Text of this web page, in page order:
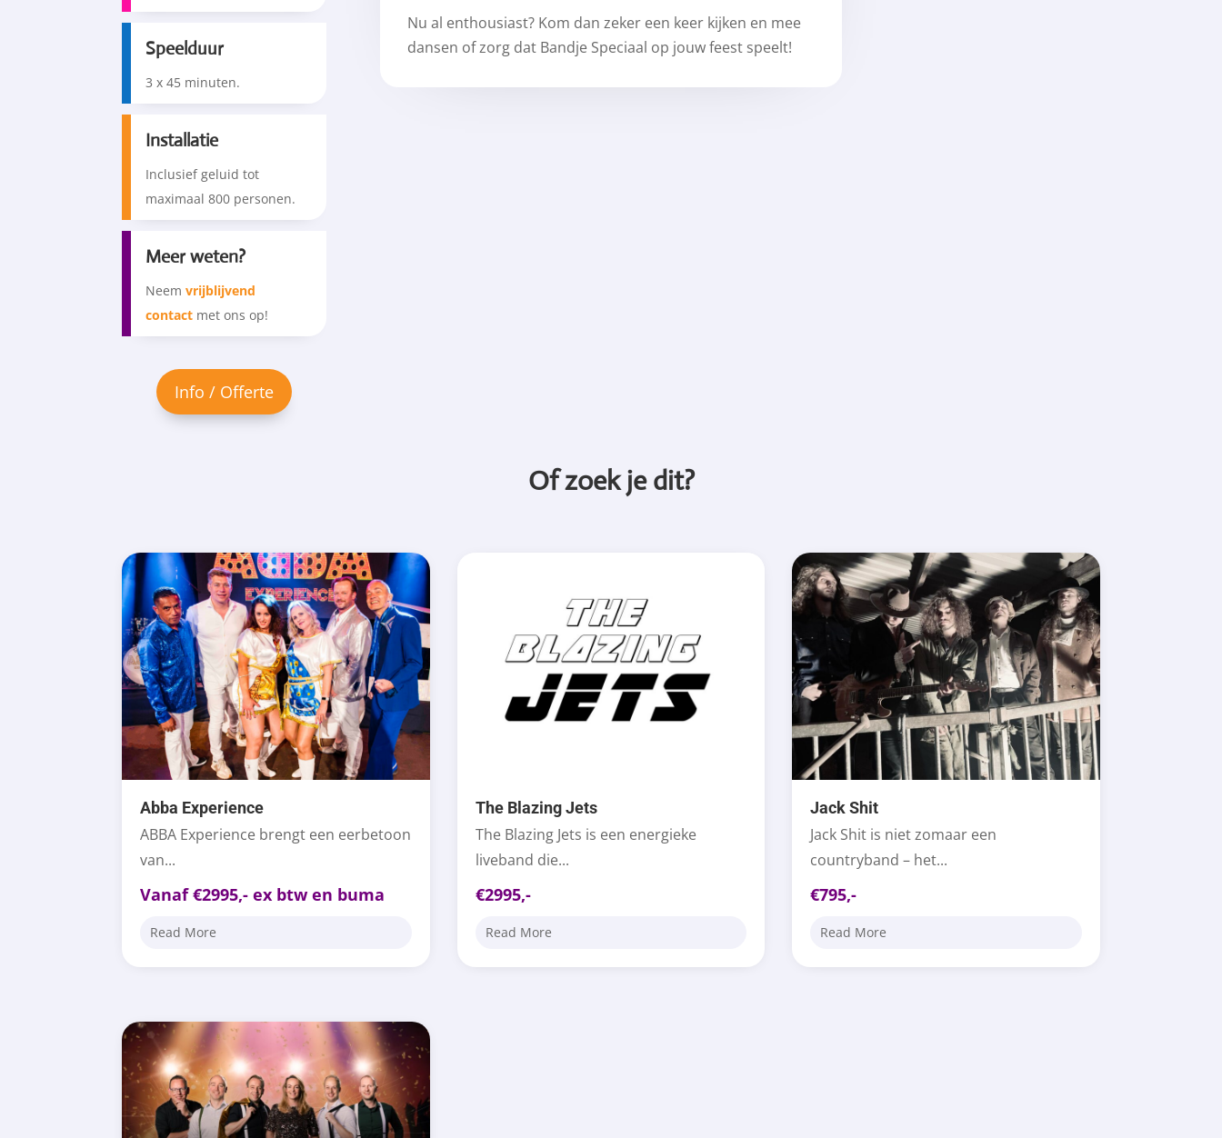
Speelduur
3 x 45 minuten.
Installatie
Inclusief geluid tot
maximaal 800 personen.
Meer weten?
Neemvrijblijvend
contact met ons op!
Nu al enthousiast? Kom dan zeker een keer kijken en mee
dansen of zorg dat Bandje Speciaal op jouw feest speelt!
Of zoek je dit?
Abba Experience
ABBA Experience brengt een eerbetoon
van...
Vanaf €2995,- ex btw en buma
Read More
The Blazing Jets
The Blazing Jets is een energieke
liveband die...
€2995,-
Read More
Jack Shit
Jack Shit is niet zomaar een
countryband – het...
€795,-
Read More